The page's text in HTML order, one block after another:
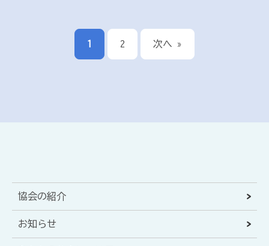
1 2 次へ »
協会の紹介
お知らせ